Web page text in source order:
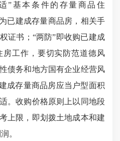
”基本条件的存量商品住
已建成存量商品房，相关手
证书；“两防”即收购已建成
工作，要切实防范道德风
债务和地方国有企业经营风
成存量商品房应当户型面积
。收购价格原则上以同地段
上限，即划拨土地成本和建
。